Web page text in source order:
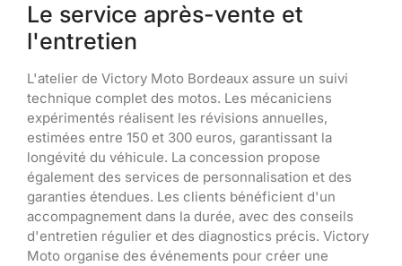
Le service après-vente et
l'entretien
L'atelier de Victory Moto Bordeaux assure un suivi
technique complet des motos. Les mécaniciens
expérimentés réalisent les révisions annuelles,
estimées entre 150 et 300 euros, garantissant la
longévité du véhicule. La concession propose
également des services de personnalisation et des
garanties étendues. Les clients bénéficient d'un
accompagnement dans la durée, avec des conseils
d'entretien régulier et des diagnostics précis. Victory
Moto organise des événements pour créer une